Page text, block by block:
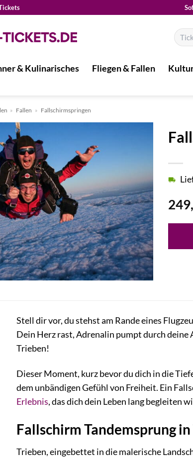
Suchen
nach:
& Kulinarisches Fliegen & Fallen
» Fallen » Fallschirmspringen
Stell dir vor, du stehst am Rande eines
Dein Herz rast, Adrenalin pumpt durch
Trieben!
Dieser Moment, kurz bevor du dich in die
dem unbändigen Gefühl von Freiheit. Ein
Erlebnis, das dich dein Leben lang begleiten
Fallschirm Tandemsprung
Trieben, eingebettet in die malerische